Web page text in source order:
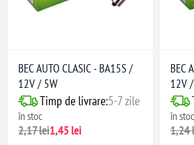
BEC AUTO CLASIC - BA15S /
12V / 5W
Timp de livrare:5-7 zile
în stoc
2,17 lei1,45 lei
BEC
12V
în stoc
1,24